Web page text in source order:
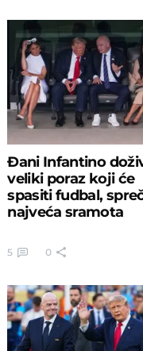
Đani Infantino
veliki poraz koji će
spasiti fudbal,
najveća sramota
5 0